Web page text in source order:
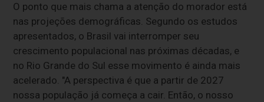
O ponto que mais chama a atenção do morador está
nas projeções demográficas. Segundo os estudos
apresentados, o Brasil vai interromper seu
crescimento populacional nas próximas décadas, e
no Rio Grande do Sul esse movimento é ainda mais
acelerado. "A perspectiva é que a partir de 2027
nossa população já começa a cair. Então, o nosso